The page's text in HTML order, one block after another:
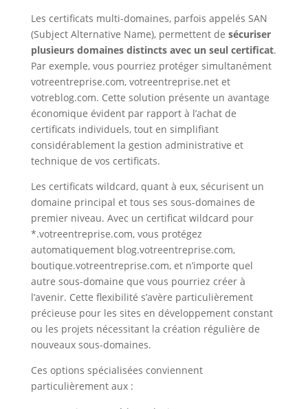
Les certificats multi-domaines, parfois appelés SAN
(Subject Alternative Name), permettent de sécuriser
plusieurs domaines distincts avec un seul certificat.
Par exemple, vous pourriez protéger simultanément
votreentreprise.com, votreentreprise.net et
votreblog.com. Cette solution présente un avantage
économique évident par rapport à l’achat de
certificats individuels, tout en simplifiant
considérablement la gestion administrative et
technique de vos certificats.
Les certificats wildcard, quant à eux, sécurisent un
domaine principal et tous ses sous-domaines de
premier niveau. Avec un certificat wildcard pour
*.votreentreprise.com, vous protégez
automatiquement blog.votreentreprise.com,
boutique.votreentreprise.com, et n’importe quel
autre sous-domaine que vous pourriez créer à
l’avenir. Cette flexibilité s’avère particulièrement
précieuse pour les sites en développement constant
ou les projets nécessitant la création régulière de
nouveaux sous-domaines.
Ces options spécialisées conviennent
particulièrement aux :